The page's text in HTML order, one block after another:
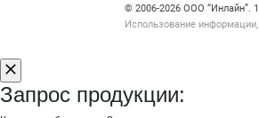
Счетчики, авторское
© 2006‑2026 ООО “Инлайн”.
Использование
Запрос продукции: